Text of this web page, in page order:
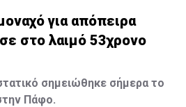
για απόπειρα
στο λαιμό 53χρονο
σημειώθηκε σήμερα το
Πάφο.